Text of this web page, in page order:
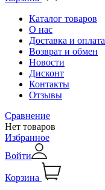
Каталог товаров
О нас
Доставка и оплата
Возврат и обмен
Новости
Дисконт
Контакты
Отзывы
Сравнение
Нет товаров
Избранное
Войти
Корзина